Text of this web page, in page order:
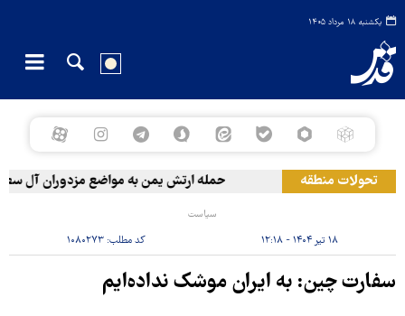
یکشنبه ۱۸ مرداد ۱۴۰۵
تحولات منطقه حمله ارتش یمن به مواضع مزدوران آل سعود
سیاست
۱۸ تیر ۱۴۰۴ - ۱۲:۱۸ کد مطلب:۱۰۸۰۲۷۳
سفارت چین: به ایران موشک نداده‌ایم